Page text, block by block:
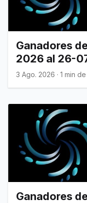
Ganadores
2026 al 26-
3 Ago. 2026 · 1 min
Ganadores